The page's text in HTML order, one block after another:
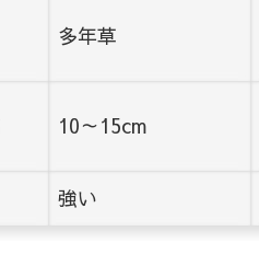
多年草
10～15cm
強い